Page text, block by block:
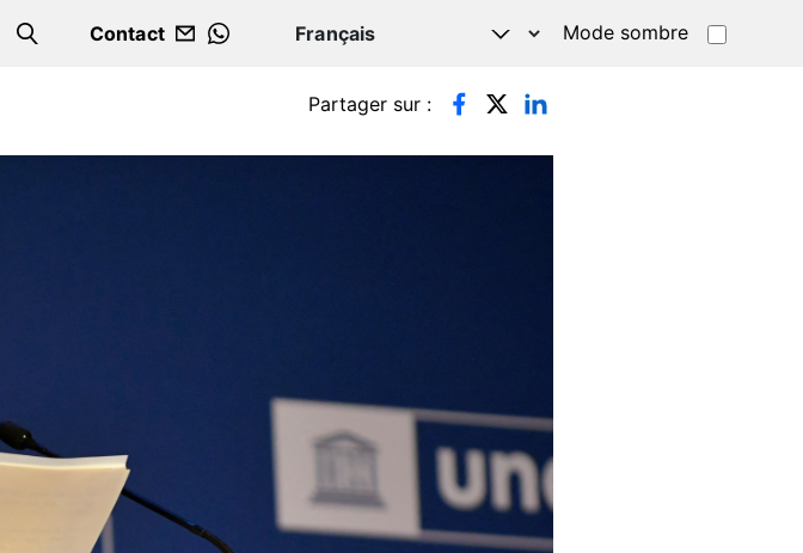
Search
Contact
WHATSAPP
Mode sombre
Partager sur :